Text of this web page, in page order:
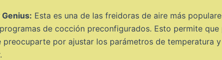
Esta es una de las freidoras de aire más
de cocción preconfigurados. Esto permite
preocuparte por ajustar los parámetros de temperatura